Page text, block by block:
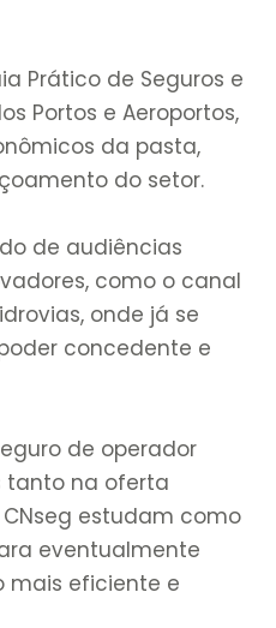
Prático de Seguros e
Portos e Aeroportos,
da pasta,
do setor.
de audiências
como o canal
onde já se
concedente e
de operador
tanto na oferta
estudam como
eventualmente
mais eficiente e